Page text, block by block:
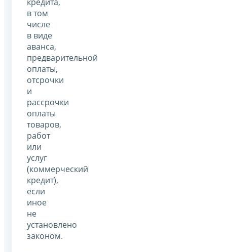
в том
числе
в виде
аванса,
предварительной
оплаты,
отсрочки
и
рассрочки
оплаты
товаров,
работ
или
услуг
(коммерческий
кредит),
если
иное
не
установлено
законом.